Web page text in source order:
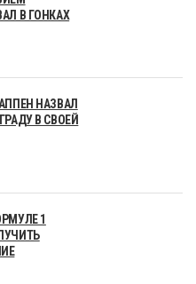
В ГОНКАХ
НАЗВАЛ
В СВОЕЙ
1